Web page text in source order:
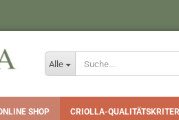
Alle
SHOP CRIOLLA-